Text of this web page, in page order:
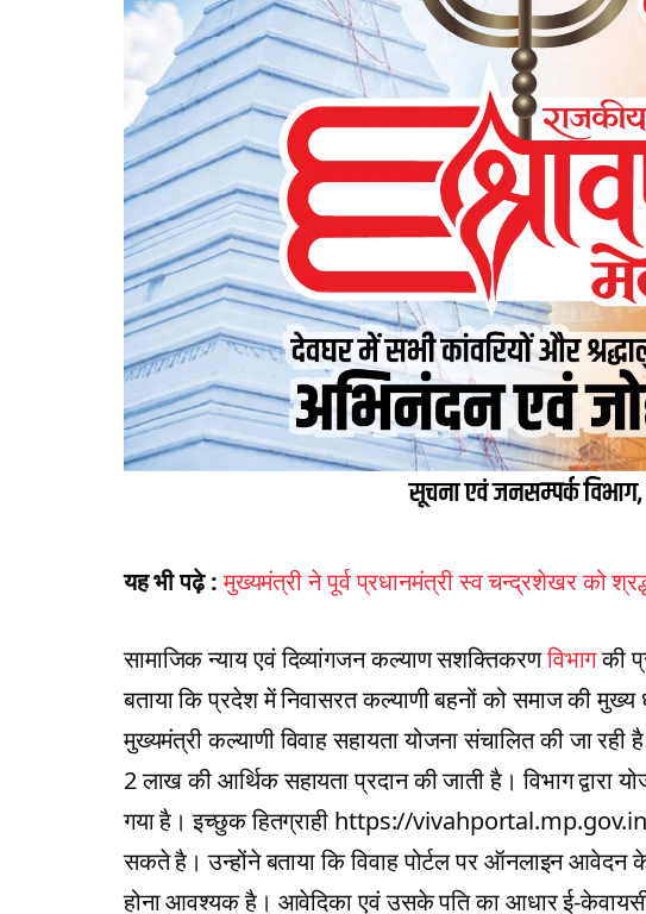
यह भी पढ़े :मुख्यमंत्री ने पूर्व प्रधानमंत्री स्व चन्द्रशेखर को
सामाजिक न्याय एवं दिव्यांगजन कल्याण सशक्तिकरणविभागकी
बताया कि प्रदेश में निवासरत कल्याणी बहनों को समाज की
मुख्यमंत्री कल्याणी विवाह सहायता योजना संचालित की जा रही
2 लाख की आर्थिक सहायता प्रदान की जाती है। विभाग द्वारा
गया है। इच्छुक हितग्राही https://
सकते है। उन्होंने बताया कि विवाह पोर्टल पर ऑनलाइन आवेदन
होना आवश्यक है। आवेदिका एवं उसके पति का आधार ई-केवायसी